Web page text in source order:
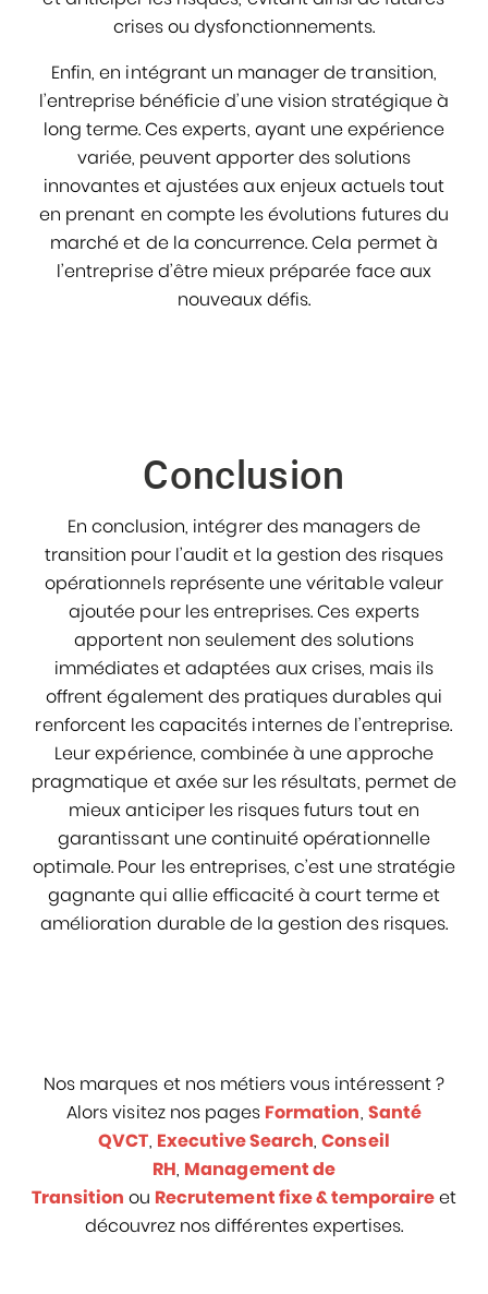
crises ou dysfonctionnements.
Enfin, en intégrant un manager de transition,
l’entreprise bénéficie d’une vision stratégique à
long terme. Ces experts, ayant une expérience
variée, peuvent apporter des solutions
innovantes et ajustées aux enjeux actuels tout
en prenant en compte les évolutions futures du
marché et de la concurrence. Cela permet à
l’entreprise d’être mieux préparée face aux
nouveaux défis.
Conclusion
En conclusion, intégrer des managers de
transition pour l’audit et la gestion des risques
opérationnels représente une véritable valeur
ajoutée pour les entreprises. Ces experts
apportent non seulement des solutions
immédiates et adaptées aux crises, mais ils
offrent également des pratiques durables qui
renforcent les capacités internes de l’entreprise.
Leur expérience, combinée à une approche
pragmatique et axée sur les résultats, permet de
mieux anticiper les risques futurs tout en
garantissant une continuité opérationnelle
optimale. Pour les entreprises, c’est une stratégie
gagnante qui allie efficacité à court terme et
amélioration durable de la gestion des risques.
Nos marques et nos métiers vous intéressent ?
Alors visitez nos pages Formation, Santé
QVCT, Executive Search,Conseil
RH, Management de
Transition ou Recrutement fixe & temporaireet
découvrez nos différentes expertises.